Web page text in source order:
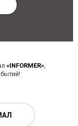
«INFORMER»,